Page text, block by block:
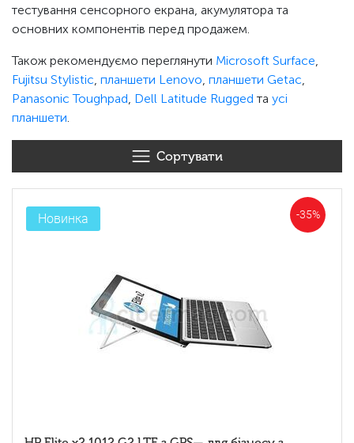
тестування сенсорного екрана, акумулятора та
основних компонентів перед продажем.
Також рекомендуємо переглянути Microsoft Surface,
Fujitsu Stylistic, планшети Lenovo, планшети Getac,
Panasonic Toughpad, Dell Latitude Rugged та усі
планшети.
Сортувати
-35%
Новинка